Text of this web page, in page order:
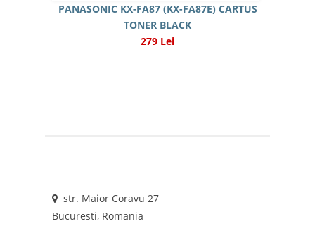
PANASONIC KX-FA87 (KX-FA87E) CARTUS
TONER BLACK
279 Lei
str. Maior Coravu 27
Bucuresti, Romania